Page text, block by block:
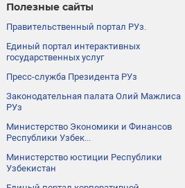
Полезные сайты
Правительственный портал РУз.
Единый портал интерактивных
государственных услуг
Пресс-служба Президента РУз
Законодательная палата Олий Мажлиса
РУз
Министерство Экономики и Финансов
Республики Узбек...
Министерство юстиции Республики
Узбекистан